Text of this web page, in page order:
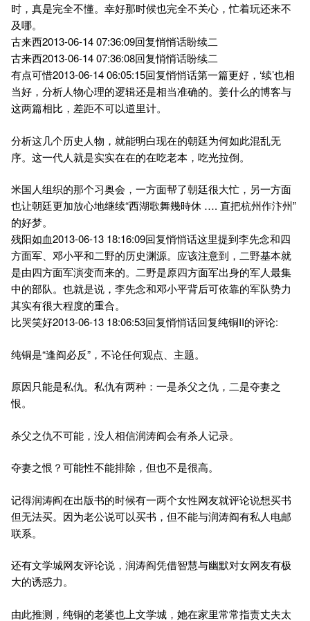
时，真是完全不懂。幸好那时候也完全不关心，忙着玩还来不
及哪。
古来西2013-06-14 07:36:09回复悄悄话盼续二
古来西2013-06-14 07:36:08回复悄悄话盼续二
有点可惜2013-06-14 06:05:15回复悄悄话第一篇更好，‘续’也相
当好，分析人物心理的逻辑还是相当准确的。姜什么的博客与
这两篇相比，差距不可以道里计。
分析这几个历史人物，就能明白现在的朝廷为何如此混乱无
序。这一代人就是实实在在的在吃老本，吃光拉倒。
米国人组织的那个习奥会，一方面帮了朝廷很大忙，另一方面
也让朝廷更加放心地继续“西湖歌舞幾時休 …. 直把杭州作汴州”
的好梦。
残阳如血2013-06-13 18:16:09回复悄悄话这里提到李先念和四
方面军、邓小平和二野的历史渊源。应该注意到，二野基本就
是由四方面军演变而来的。二野是原四方面军出身的军人最集
中的部队。也就是说，李先念和邓小平背后可依靠的军队势力
其实有很大程度的重合。
比哭笑好2013-06-13 18:06:53回复悄悄话回复纯铜II的评论:
纯铜是“逢阎必反”，不论任何观点、主题。
原因只能是私仇。私仇有两种：一是杀父之仇，二是夺妻之
恨。
杀父之仇不可能，没人相信润涛阎会有杀人记录。
夺妻之恨？可能性不能排除，但也不是很高。
记得润涛阎在出版书的时候有一两个女性网友就评论说想买书
但无法买。因为老公说可以买书，但不能与润涛阎有私人电邮
联系。
还有文学城网友评论说，润涛阎凭借智慧与幽默对女网友有极
大的诱惑力。
由此推测，纯铜的老婆也上文学城，她在家里常常指责丈夫太